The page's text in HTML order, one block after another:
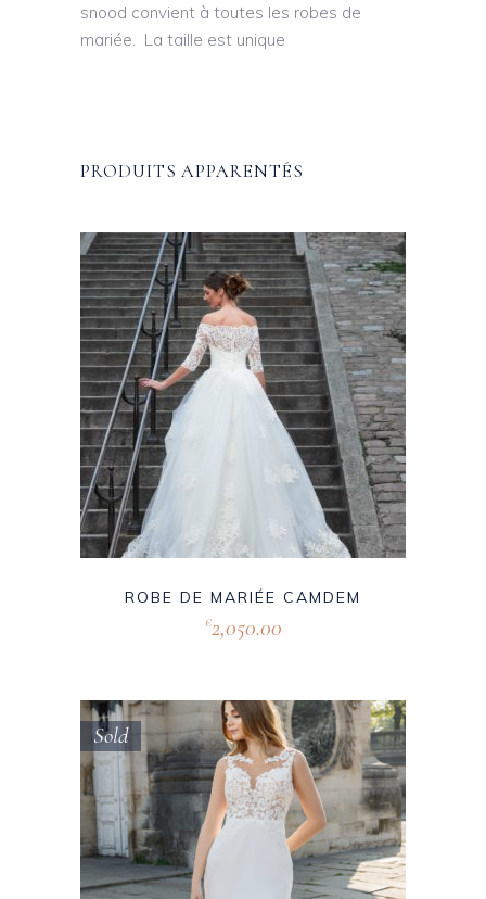
snood convient à toutes les robes de
mariée. La taille est unique
PRODUITS APPARENTÉS
ROBE DE MARIÉE CAMDEM
€2,050.00
Sold